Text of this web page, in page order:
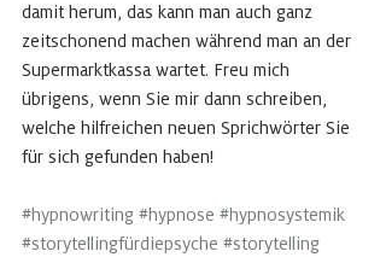
damit herum, das kann man auch ganz
zeitschonend machen während man an der
Supermarktkassa wartet. Freu mich
übrigens, wenn Sie mir dann schreiben,
welche hilfreichen neuen Sprichwörter Sie
für sich gefunden haben!
#hypnowriting #hypnose #hypnosystemik
#storytellingfürdiepsyche #storytelling